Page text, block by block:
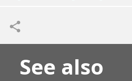
See also